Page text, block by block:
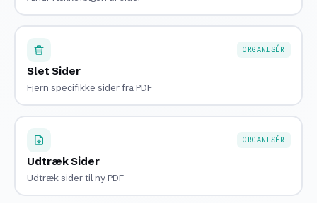
ORGANISÉR
Slet Sider
Fjern specifikke sider fra PDF
ORGANISÉR
Udtræk Sider
Udtræk sider til ny PDF